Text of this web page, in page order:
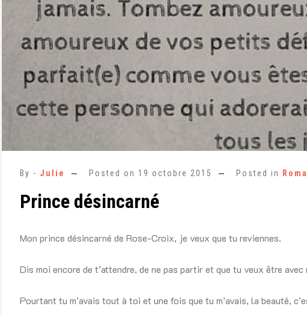
By - Julie Posted on 19 octobre 2015 Posted in
Prince désincarné
Mon prince désincarné de Rose-Croix, je veux que tu reviennes.
Dis moi encore de t’attendre, de ne pas partir et que tu veux être avec
Pourtant tu m’avais tout à toi et une fois que tu m’avais, la beauté,